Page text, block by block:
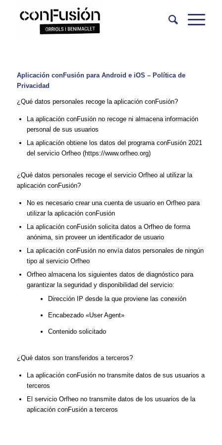
Aplicación conFusión para Android e iOS – Política de
Privacidad
¿Qué datos personales recoge la aplicación conFusión?
La aplicación conFusión no recoge ni almacena información
personal de sus usuarios
La aplicación obtiene los datos del programa conFusión 2021
del servicio Orfheo (https://www.orfheo.org)
¿Qué datos personales recoge el servicio Orfheo al utilizar la
aplicación conFusión?
No es necesario crear una cuenta de usuario en Orfheo para
utilizar la aplicación conFusión
La aplicación conFusión solicita datos a Orfheo de forma
anónima, sin proveer un identificador de usuario
La aplicación conFusión no envía datos personales de ningún
tipo al servicio Orfheo
Orfheo almacena los siguientes datos de diagnóstico para
garantizar la seguridad y disponibilidad del servicio:
Dirección IP desde la que proviene las conexión
Encabezado «User Agent»
Contenido solicitado
¿Qué datos son transferidos a terceros?
La aplicación conFusión no transmite datos de sus usuarios a
terceros
El servicio Orfheo no transmite datos de los usuarios de la
aplicación conFusión a terceros